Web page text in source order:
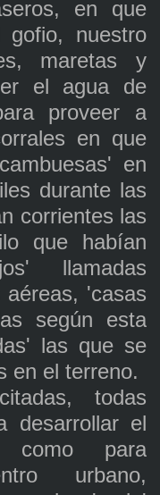
en que
gofio, nuestro
maretas y
el agua de
proveer a
en que
en
durante las
corrientes las
que habían
llamadas
'casas
según esta
las que se
en el terreno.
todas
desarrollar el
como para
urbano,